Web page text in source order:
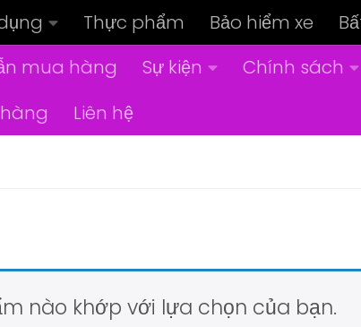
Thực phẩm Bảo hiểm xe
mua hàng Sự kiện Chính sách
Liên hệ
nào khớp với lựa chọn của bạn.